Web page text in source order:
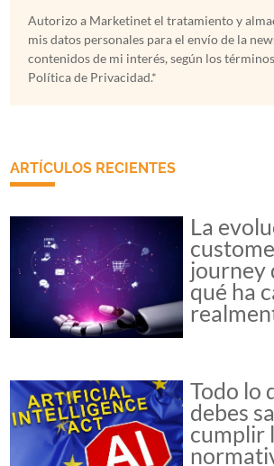
Autorizo a Marketinet el tratamiento y
mis datos personales para el envío de la
contenidos de mi interés, según los
Política de Privacidad.*
ARTÍCULOS RECIENTES
La
journey
qué ha
Todo lo
debes
cumplir